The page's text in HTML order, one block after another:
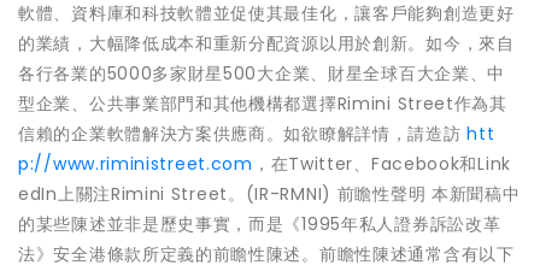
軟體、資料庫和科技軟體並促使其最佳化，讓客戶能夠創造更好
的業績，大幅降低成本和重新分配資源以用於創新。如今，來自
各行各業的5000多家財星500大企業、財星全球百大企業、中
型企業、公共事業部門和其他機構都選擇Rimini Street作為其
信賴的企業軟體解決方案供應商。如欲瞭解詳情，請造訪htt
p://www.riministreet.com ，在Twitter、Facebook和Link
edIn上關注Rimini Street。(IR-RMNI) 前瞻性聲明 本新聞稿中
的某些陳述並非是歷史事實，而是《1995年私人證券訴訟改革
法》安全港條款所定義的前瞻性陳述。前瞻性陳述通常含有以下